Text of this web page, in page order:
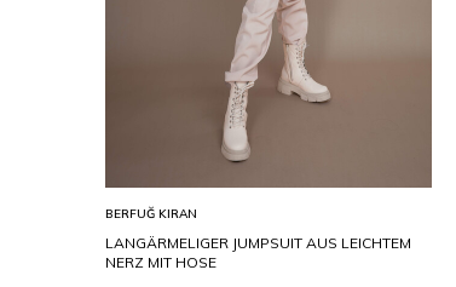
BERFUĞ KIRAN
LANGÄRMELIGER JUMPSUIT AUS LEICHTEM
NERZ MIT HOSE